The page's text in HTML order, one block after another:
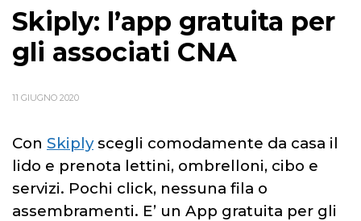
Skiply: l’app gratuita per
gli associati CNA
11 GIUGNO 2020
Con Skiplyscegli comodamente da casa il
lido e prenota lettini, ombrelloni, cibo e
servizi. Pochi click, nessuna fila o
assembramenti. E’ un App gratuita per gli